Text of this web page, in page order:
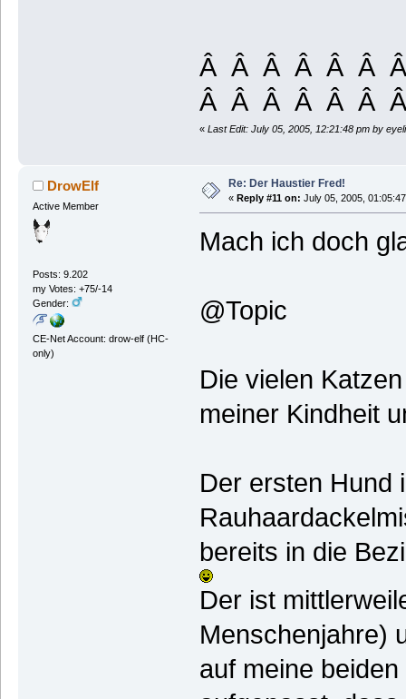
Â Â Â Â Â Â
Â Â Â Â Â Â Â
« Last Edit: July 05, 2005, 12:21:48 pm by
DrowElf
Active Member
Posts: 9.202
my Votes: +75/-14
Gender:
CE-Net Account: drow-elf (HC-
only)
Re: Der Haustier Fred!
« Reply #11 on: July 05, 2005,
Mach ich doch
@Topic
Die vielen
meiner Kindheit
Der ersten Hund
bereits in die
Der ist
Menschenjahre)
auf meine